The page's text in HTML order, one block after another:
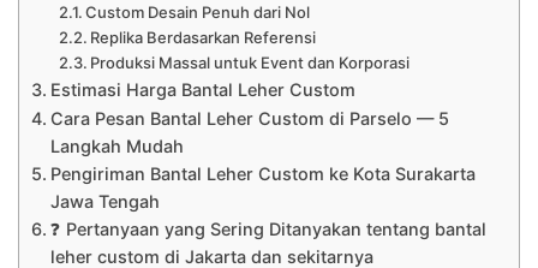
Custom Desain Penuh dari Nol
Replika Berdasarkan Referensi
Produksi Massal untuk Event dan Korporasi
Estimasi Harga Bantal Leher Custom
Cara Pesan Bantal Leher Custom di Parselo — 5
Langkah Mudah
Pengiriman Bantal Leher Custom ke Kota Surakarta
Jawa Tengah
❓ Pertanyaan yang Sering Ditanyakan tentang bantal
leher custom di Jakarta dan sekitarnya